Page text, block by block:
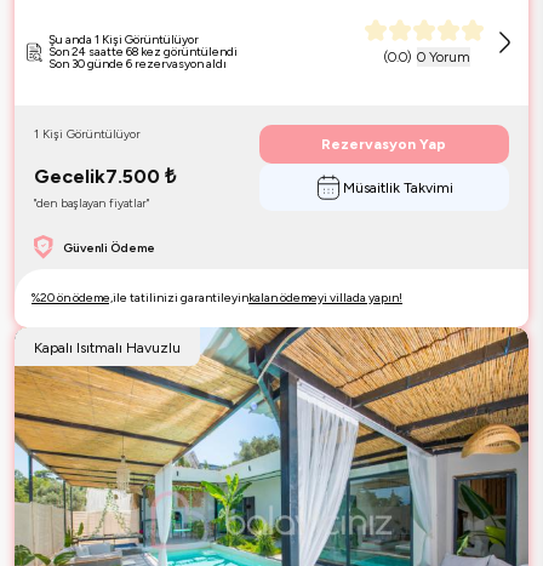
(0.0) 0 Yorum
Şu anda 1 Kişi Görüntülüyor
Son 24 saatte 68 kez görüntülendi
Son 30 günde 6 rezervasyon aldı
Güvenli Ödeme
Gecelik7.500 ₺
"den başlayan fiyatlar"
1 Kişi Görüntülüyor
Rezervasyon Yap
Müsaitlik Takvimi
%20 ön ödeme,ile tatilinizi garantileyinkalan ödemeyi villada yapın!
Kapalı Isıtmalı Havuzlu